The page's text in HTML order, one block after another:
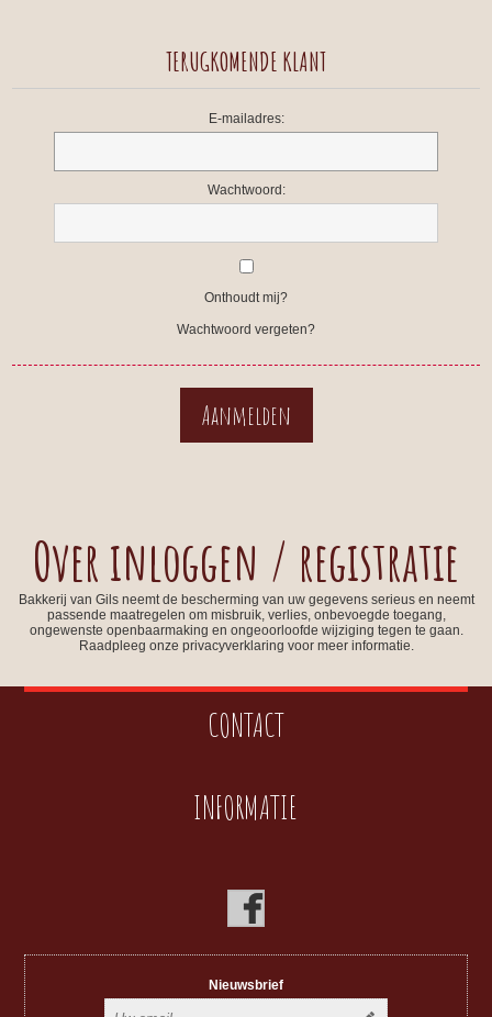
TERUGKOMENDE KLANT
E-mailadres:
Wachtwoord:
Onthoudt mij?
Wachtwoord vergeten?
Over inloggen / registratie
Bakkerij van Gils neemt de bescherming van uw gegevens serieus en neemt
passende maatregelen om misbruik, verlies, onbevoegde toegang,
ongewenste openbaarmaking en ongeoorloofde wijziging tegen te gaan.
Raadpleeg onze privacyverklaring voor meer informatie.
CONTACT
INFORMATIE
Nieuwsbrief